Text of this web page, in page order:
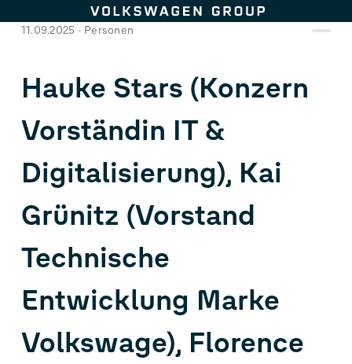
Zum Seiteninhalt springen
11.09.2025 Personen
Hauke Stars (Konzern
Vorständin IT &
Digitalisierung), Kai
Grünitz (Vorstand
Technische
Entwicklung Marke
Volkswage), Florence